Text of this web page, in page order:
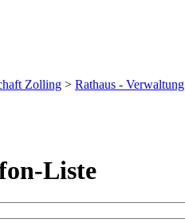
Zolling > Rathaus - Verwaltung
Liste